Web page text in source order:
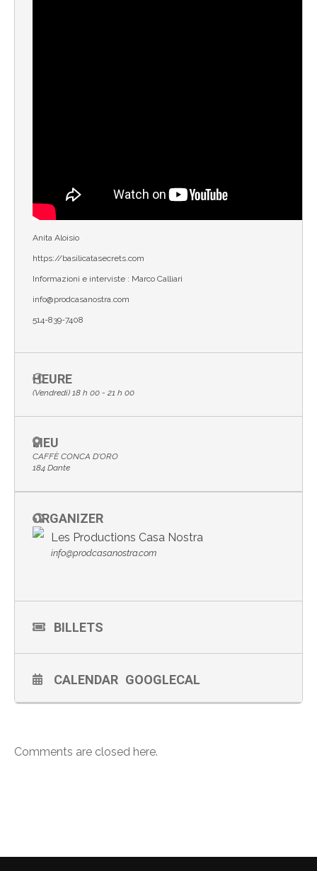
Anita Aloisio
https://basilicatasecrets.com
Informazioni e interviste : Marco Calliari
info@prodcasanostra.com
514-839-7408
HEURE
(Vendredi) 18 h 00 - 21 h 00
LIEU
CAFFÈ CONCA D'ORO
184 Dante
ORGANIZER
Les Productions Casa Nostra
info@prodcasanostra.com
BILLETS
CALENDAR GOOGLECAL
Comments are closed here.